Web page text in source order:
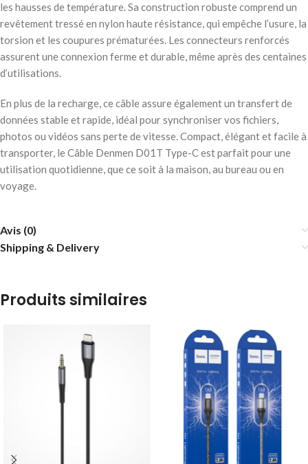
les hausses de température. Sa construction robuste comprend un
revêtement tressé en nylon haute résistance, qui empêche l’usure, la
torsion et les coupures prématurées. Les connecteurs renforcés
assurent une connexion ferme et durable, même après des centaines
d’utilisations.
En plus de la recharge, ce câble assure également un transfert de
données stable et rapide, idéal pour synchroniser vos fichiers,
photos ou vidéos sans perte de vitesse. Compact, élégant et facile à
transporter, le Câble Denmen D01T Type-C est parfait pour une
utilisation quotidienne, que ce soit à la maison, au bureau ou en
voyage.
Avis (0)
Shipping & Delivery
Produits similaires